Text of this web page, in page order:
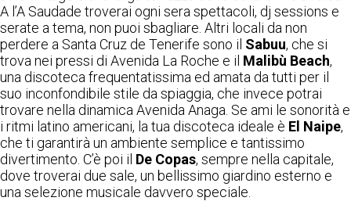
A l’A Saudade troverai ogni sera spettacoli, dj sessions e
serate a tema, non puoi sbagliare. Altri locali da non
perdere a Santa Cruz de Tenerife sono il Sabuu, che si
trova nei pressi di Avenida La Roche e il Malibù Beach,
una discoteca frequentatissima ed amata da tutti per il
suo inconfondibile stile da spiaggia, che invece potrai
trovare nella dinamica Avenida Anaga. Se ami le sonorità e
i ritmi latino americani, la tua discoteca ideale è El Naipe,
che ti garantirà un ambiente semplice e tantissimo
divertimento. C’è poi il De Copas, sempre nella capitale,
dove troverai due sale, un bellissimo giardino esterno e
una selezione musicale davvero speciale.